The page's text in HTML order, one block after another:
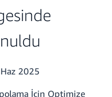
2025
İçin Optimize